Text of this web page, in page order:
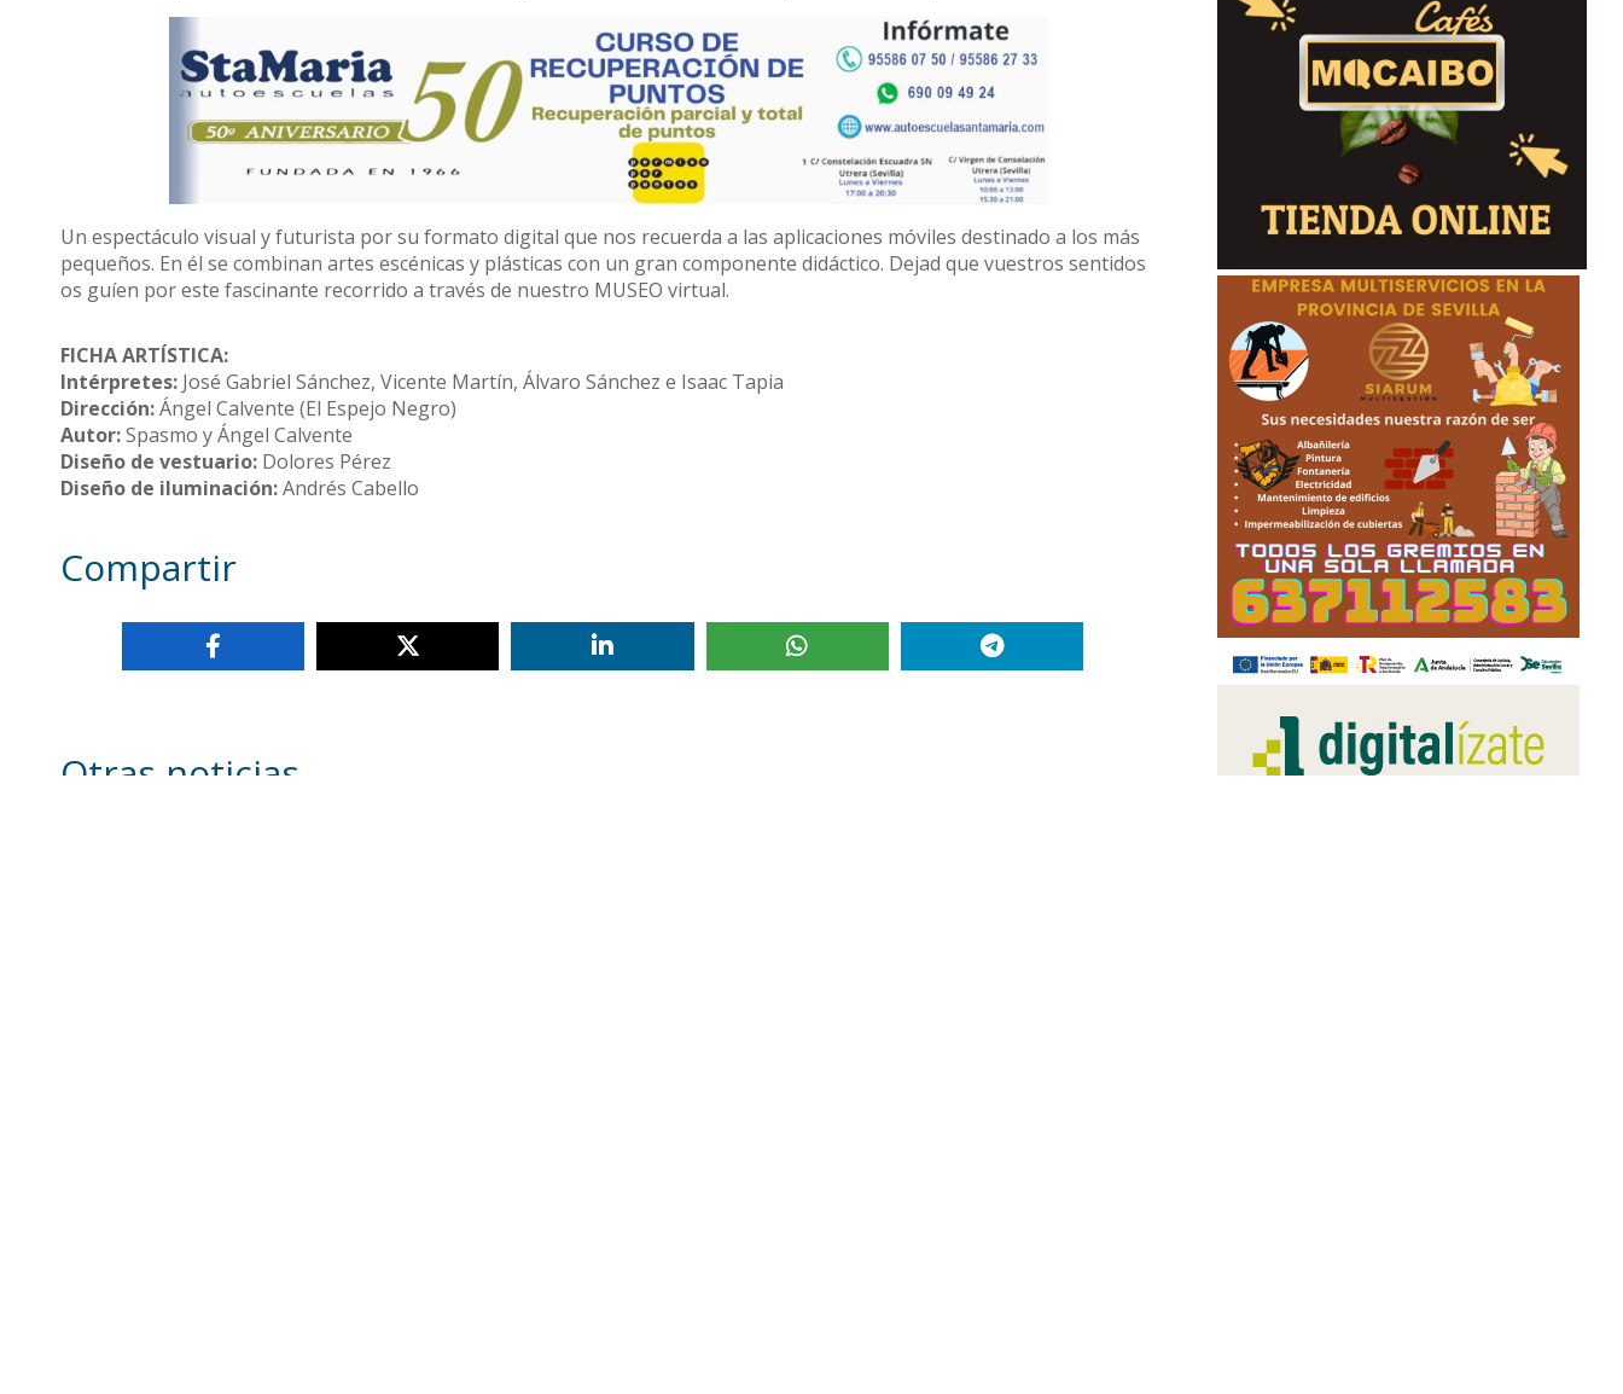
Un espectáculo visual y futurista por su formato digital que nos recuerda a las aplicaciones móviles destinado a los más
pequeños. En él se combinan artes escénicas y plásticas con un gran componente didáctico. Dejad que vuestros sentidos
os guíen por este fascinante recorrido a través de nuestro MUSEO virtual.
FICHA ARTÍSTICA:
Intérpretes: José Gabriel Sánchez, Vicente Martín, Álvaro Sánchez e Isaac Tapia
Dirección:Ángel Calvente (El Espejo Negro)
Autor:Spasmo y Ángel Calvente
Diseño de vestuario: Dolores Pérez
Diseño de iluminación:Andrés Cabello
Compartir
Otras noticias